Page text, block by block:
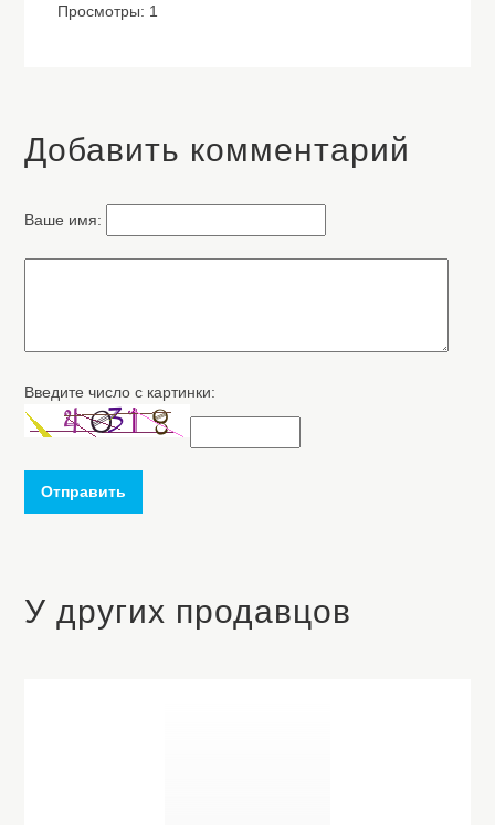
Просмотры: 1
Добавить комментарий
Ваше имя:
Введите число с картинки:
Отправить
У других продавцов